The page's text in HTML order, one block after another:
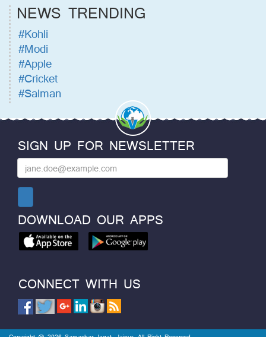
NEWS TRENDING
#Kohli
#Modi
#Apple
#Cricket
#Salman
SIGN UP FOR NEWSLETTER
DOWNLOAD OUR APPS
CONNECT WITH US